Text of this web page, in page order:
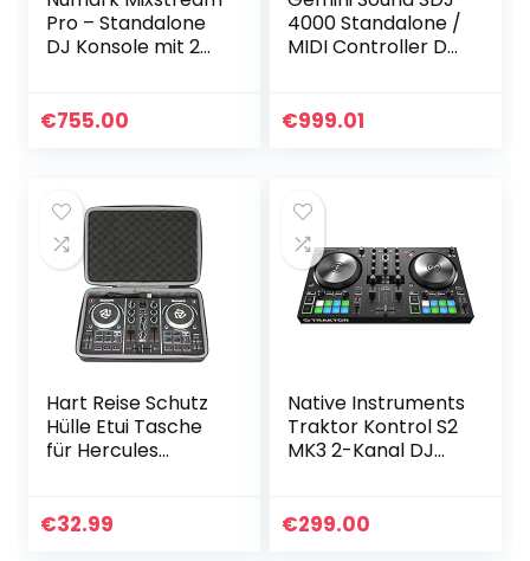
Pro – Standalone
DJ Konsole mit 2
Zoll-Touchscreen,
€755.00
4000 Standalone /
MIDI Controller DJ
mit 2 Decks, 4-
€999.01
Hart Reise Schutz
Hülle Etui Tasche
für Hercules
Party Mix DJ
€32.99
Native Instruments
Traktor Kontrol S2
MK3 2-Kanal DJ
Soundkarte,
€299.00